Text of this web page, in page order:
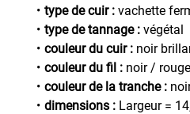
type de cuir : vachette
type de tannage : végétal
couleur du cuir : noir
couleur du fil : noir /
couleur de la tranche :
dimensions : Largeur =